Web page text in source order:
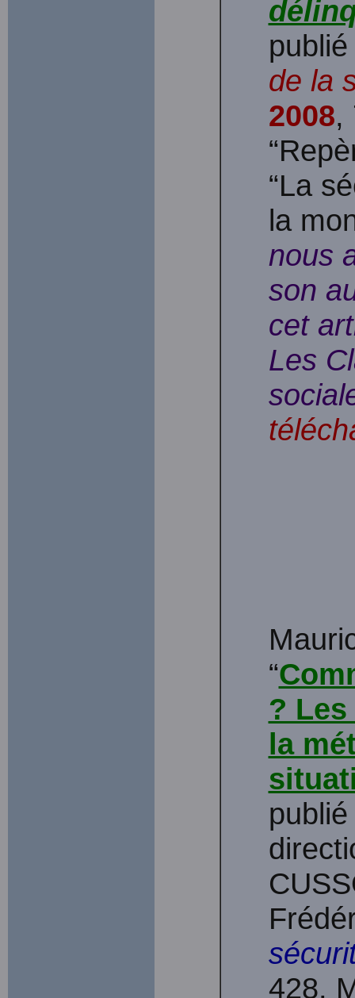
de la
2008,
“La
la
nous
son
cet
Les
“
?
la
428.